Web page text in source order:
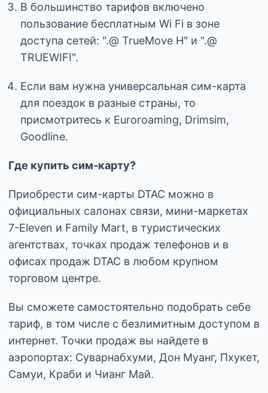
В большинство тарифов включено
пользование бесплатным Wi Fi в зоне
доступа сетей: ".@ TrueMove H" и ".@
TRUEWIFI".
Если вам нужна универсальная сим-карта
для поездок в разные страны, то
присмотритесь к Euroroaming, Drimsim,
Goodline.
Где купить сим-карту?
Приобрести сим-карты DTAC можно в
официальных салонах связи, мини-маркетах
7-Eleven и Family Mart, в туристических
агентствах, точках продаж телефонов и в
офисах продаж DTAC в любом крупном
торговом центре.
Вы сможете самостоятельно подобрать себе
тариф, в том числе с безлимитным доступом в
интернет. Точки продаж вы найдете в
аэропортах: Суварнабхуми, Дон Муанг, Пхукет,
Самуи, Краби и Чианг Май.